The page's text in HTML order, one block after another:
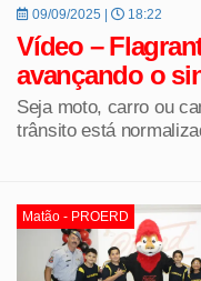
09/09/2025 | 18:22
Vídeo –
avançando o
Seja moto, carro ou
trânsito está
Matão - PROERD